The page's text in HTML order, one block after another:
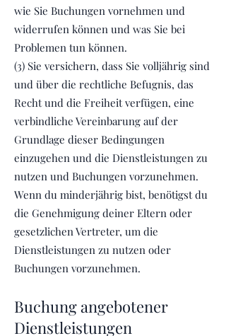
wie Sie Buchungen vornehmen und
widerrufen können und was Sie bei
Problemen tun können.
(3) Sie versichern, dass Sie volljährig sind
und über die rechtliche Befugnis, das
Recht und die Freiheit verfügen, eine
verbindliche Vereinbarung auf der
Grundlage dieser Bedingungen
einzugehen und die Dienstleistungen zu
nutzen und Buchungen vorzunehmen.
Wenn du minderjährig bist, benötigst du
die Genehmigung deiner Eltern oder
gesetzlichen Vertreter, um die
Dienstleistungen zu nutzen oder
Buchungen vorzunehmen.
Buchung angebotener
Dienstleistungen